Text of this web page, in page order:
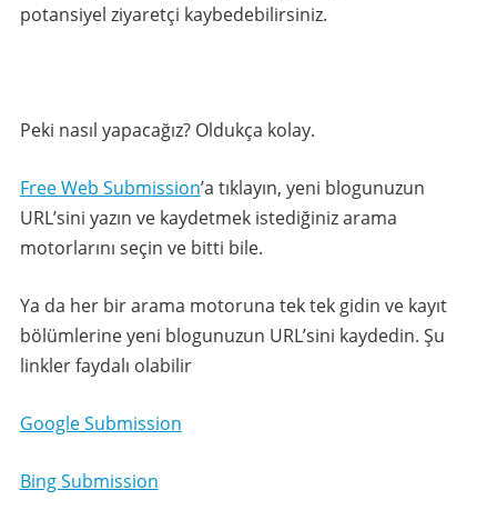
potansiyel ziyaretçi kaybedebilirsiniz.
Peki nasıl yapacağız? Oldukça kolay.
Free Web Submission’a tıklayın, yeni blogunuzun
URL’sini yazın ve kaydetmek istediğiniz arama
motorlarını seçin ve bitti bile.
Ya da her bir arama motoruna tek tek gidin ve kayıt
bölümlerine yeni blogunuzun URL’sini kaydedin. Şu
linkler faydalı olabilir
Google Submission
Bing Submission